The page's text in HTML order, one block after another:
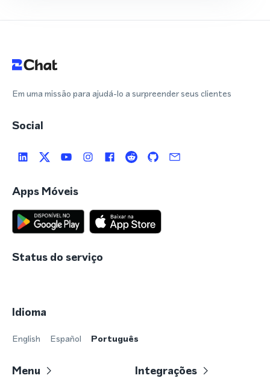
Em uma missão para ajudá-lo a surpreender seus clientes
Social
Apps Móveis
Status do serviço
Idioma
English Español Português
Menu Integrações